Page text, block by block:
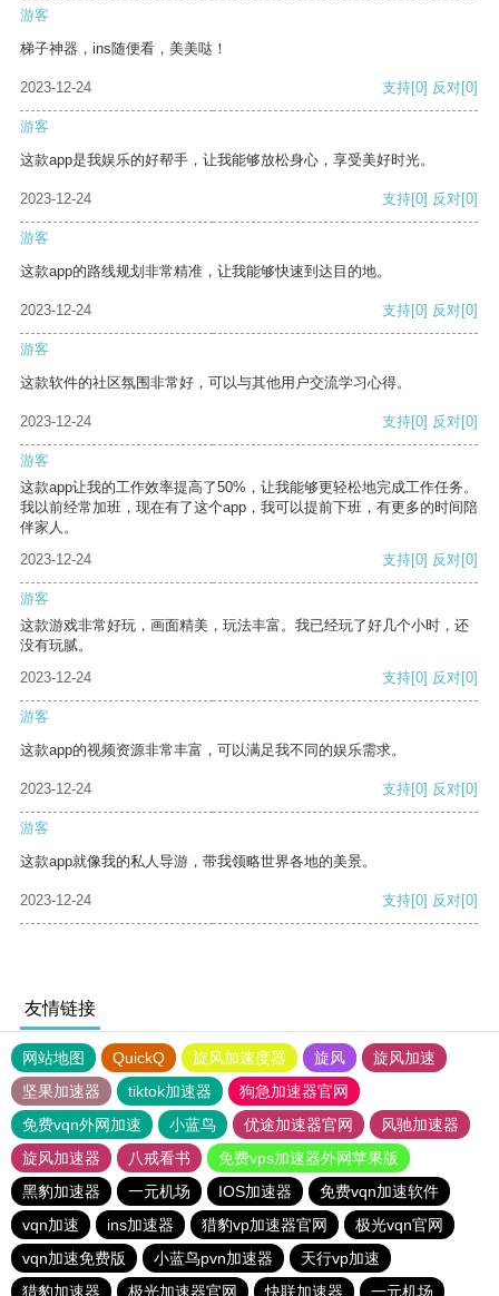
游客
梯子神器，ins随便看，美美哒！
2023-12-24 支持[0] 反对[0]
游客
这款app是我娱乐的好帮手，让我能够放松身心，享受美好时光。
2023-12-24 支持[0] 反对[0]
游客
这款app的路线规划非常精准，让我能够快速到达目的地。
2023-12-24 支持[0] 反对[0]
游客
这款软件的社区氛围非常好，可以与其他用户交流学习心得。
2023-12-24 支持[0] 反对[0]
游客
这款app让我的工作效率提高了50%，让我能够更轻松地完成工作任务。
我以前经常加班，现在有了这个app，我可以提前下班，有更多的时间陪
伴家人。
2023-12-24
支持[0] 反对[0]
游客
这款游戏非常好玩，画面精美，玩法丰富。我已经玩了好几个小时，还
没有玩腻。
2023-12-24
支持[0] 反对[0]
游客
这款app的视频资源非常丰富，可以满足我不同的娱乐需求。
2023-12-24 支持[0] 反对[0]
游客
这款app就像我的私人导游，带我领略世界各地的美景。
2023-12-24 支持[0] 反对[0]
友情链接
网站地图 QuickQ 旋风加速度器 旋风
旋风加速
坚果加速器
tiktok加速器
狗急加速器官网
免费vqn外网加速
小蓝鸟 优途加速器官网
风驰加速器
旋风加速器
八戒看书
免费vps加速器外网苹果版
黑豹加速器
一元机场 IOS加速器
免费vqn加速软件
vqn加速
ins加速器 猎豹vp加速器官网
极光vqn官网
vqn加速免费版
小蓝鸟pvn加速器
天行vp加速
猎豹加速器
极光加速器官网 快联加速器 一元机场